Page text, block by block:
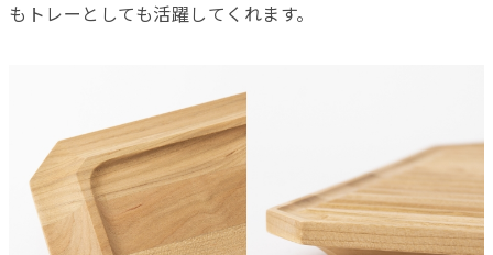
もトレーとしても活躍してくれます。